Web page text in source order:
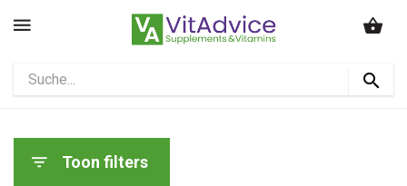
Toon filters